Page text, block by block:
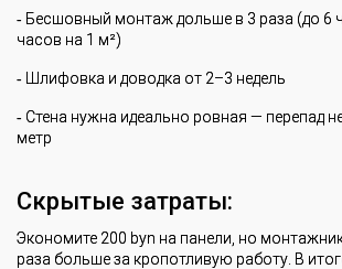
‐ Бесшовный монтаж дольше в 3 раза (до 6
часов на 1 м²)
‐ Шлифовка и доводка от 2–3 недель
‐ Стена нужна идеально ровная — перепад
метр
Скрытые затраты:
Экономите 200 byn на панели, но
раза больше за кропотливую работу. В